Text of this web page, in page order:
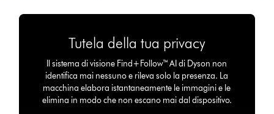
Tutela della tua privacy
Il sistema di visione Find+Follow™ AI di Dyson non
identifica mai nessuno e rileva solo la presenza. La
macchina elabora istantaneamente le immagini e le
elimina in modo che non escano mai dal dispositivo.